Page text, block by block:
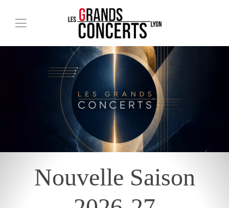
Nouvelle Saison